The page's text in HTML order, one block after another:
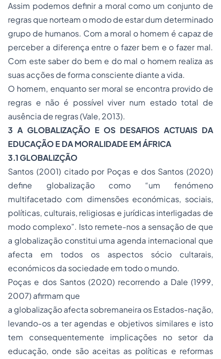
Assim podemos definir a moral como um conjunto de
regras que norteam o modo de estar dum determinado
grupo de humanos. Com a moral o homem é capaz de
perceber a diferença entre o fazer bem e o fazer mal.
Com este saber do bem e do mal o homem realiza as
suas acções de forma consciente diante a vida.
O homem, enquanto ser moral se encontra provido de
regras e não é possível viver num estado total de
ausência de regras (Vale, 2013).
3 A GLOBALIZAÇÃO E OS DESAFIOS ACTUAIS DA
EDUCAÇÃO E DA MORALIDADE EM ÁFRICA
3.1 GLOBALIZÇÃO
Santos (2001) citado por Poças e dos Santos (2020)
define globalização como “um fenómeno
multifacetado com dimensões económicas, sociais,
políticas, culturais, religiosas e jurídicas interligadas de
modo complexo”. Isto remete-nos a sensação de que
a globalização constitui uma agenda internacional que
afecta em todos os aspectos sócio cultarais,
económicos da sociedade em todo o mundo.
Poças e dos Santos (2020) recorrendo a Dale (1999,
2007) afirmam que
a globalização afecta sobremaneira os Estados-nação,
levando-os a ter agendas e objetivos similares e isto
tem consequentemente implicações no setor da
educação, onde são aceitas as políticas e reformas